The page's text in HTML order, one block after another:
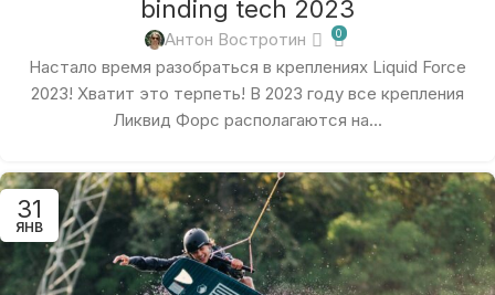
binding tech 2023
Антон Востротин 0
Настало время разобраться в креплениях Liquid Force
2023! Хватит это терпеть! В 2023 году все крепления
Ликвид Форс располагаются на...
31
ЯНВ